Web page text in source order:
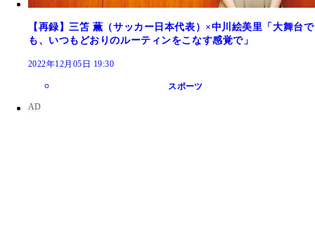
【再録】三笘 薫（サッカー日本代表）×中川絵美里「大舞台で
も、いつもどおりのルーティンをこなす感覚で」
2022年12月05日 19:30
スポーツ